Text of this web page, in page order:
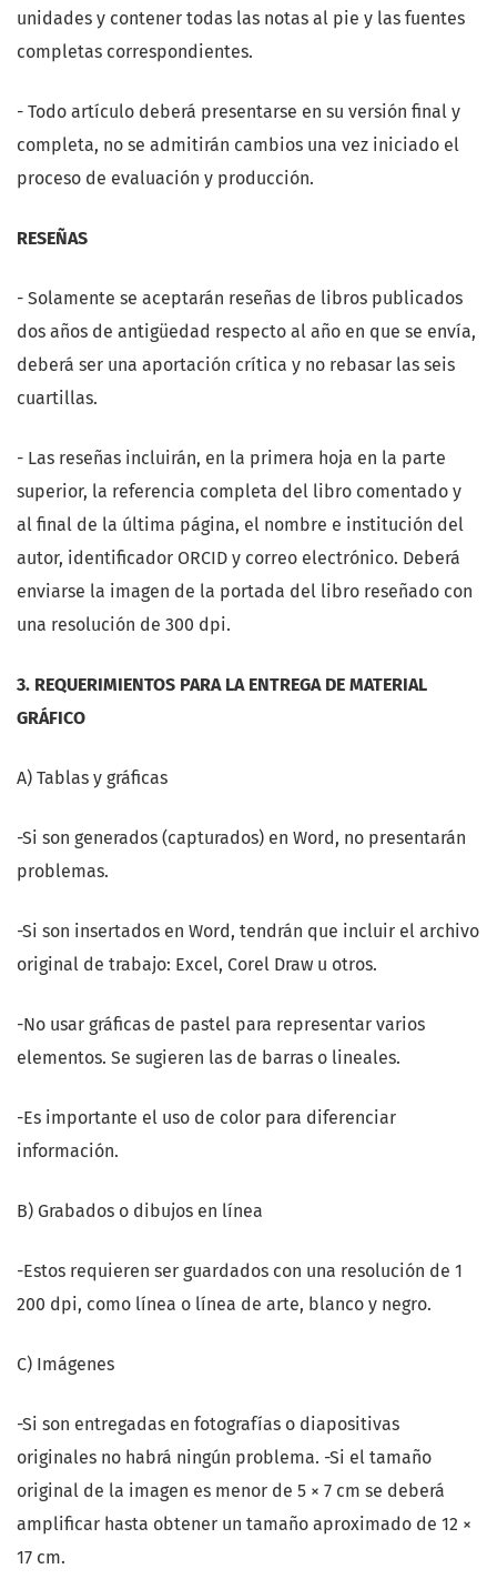
unidades y contener todas las notas al pie y las fuentes
completas correspondientes.
- Todo artículo deberá presentarse en su versión final y
completa, no se admitirán cambios una vez iniciado el
proceso de evaluación y producción.
RESEÑAS
- Solamente se aceptarán reseñas de libros publicados
dos años de antigüedad respecto al año en que se envía,
deberá ser una aportación crítica y no rebasar las seis
cuartillas.
- Las reseñas incluirán, en la primera hoja en la parte
superior, la referencia completa del libro comentado y
al final de la última página, el nombre e institución del
autor, identificador ORCID y correo electrónico. Deberá
enviarse la imagen de la portada del libro reseñado con
una resolución de 300 dpi.
3. REQUERIMIENTOS PARA LA ENTREGA DE MATERIAL
GRÁFICO
A) Tablas y gráficas
-Si son generados (capturados) en Word, no presentarán
problemas.
-Si son insertados en Word, tendrán que incluir el archivo
original de trabajo: Excel, Corel Draw u otros.
-No usar gráficas de pastel para representar varios
elementos. Se sugieren las de barras o lineales.
-Es importante el uso de color para diferenciar
información.
B) Grabados o dibujos en línea
-Estos requieren ser guardados con una resolución de 1
200 dpi, como línea o línea de arte, blanco y negro.
C) Imágenes
-Si son entregadas en fotografías o diapositivas
originales no habrá ningún problema. -Si el tamaño
original de la imagen es menor de 5 × 7 cm se deberá
amplificar hasta obtener un tamaño aproximado de 12 ×
17 cm.